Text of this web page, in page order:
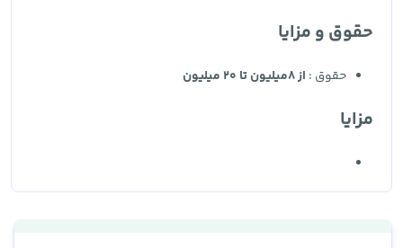
حقوق و مزایا
حقوق : از 8میلیون تا 20 میلیون
مزایا